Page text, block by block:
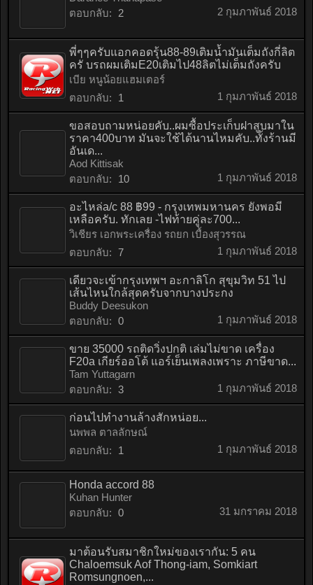
ตอบกลับ:
2 2 กุมภาพันธ์ 2018
พี่ๆๆครับแอกคอดรุ้น88-89เติมน้ำมันเต็มถังกี่ลิต
ครั บรถผมเติมE20เติมไป48ลิตไม่เต็มถังครับ
เบีย หนูน้อยแฮมเตอร์
ตอบกลับ:
1 1 กุมภาพันธ์ 2018
ขอสอบถามหน่อยคับ..ผมซื้อประเก็บฝาสูบมาใน
ราคา400บาท มันจะใช้ได้นานไหมคับ..ทั้งร้านมี
อันเด...
Aod Kittisak
ตอบกลับ:
10 1 กุมภาพันธ์ 2018
อะไหล่a/c 88 ฿99 - กรุงเทพมหานคร ยังพอมี
เหลือครับ. ทักเลย -ไฟท้ายคู่ละ700...
วิเชียร เอกพระเครื่อง รถยก เบื้องสุวรรณ
ตอบกลับ: 7 1 กุมภาพันธ์ 2018
เดียวจะเข้ากรุงเทพฯ อะกาลิโก สุขุมวิท 51 ไป
เส้นไหนใกล้สุดครับจากบางประกง
Buddy Deesukon
ตอบกลับ: 0 1 กุมภาพันธ์ 2018
ขาย 35000 รถติดวิ่งปกติ เล่มไม่ขาด เครื่อง
F20a เกียร์ออโต้ แอร์เย็นเพลงเพราะ ภาษีขาด...
Tam Yuttagarn
ตอบกลับ: 3 1 กุมภาพันธ์ 2018
ก่อนไปทำงานล้างสักหน่อย...
นพพล ตาลลักษณ์
ตอบกลับ:
1 1 กุมภาพันธ์ 2018
Honda accord 88
Kuhan Hunter
ตอบกลับ: 0 31 มกราคม 2018
มาต้อนรับสมาชิกใหม่ของเรากัน: 5 คน
Chaloemsuk Aof Thong-iam, Somkiart
Romsungnoen,...